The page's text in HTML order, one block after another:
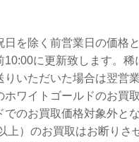
日を除く前営業日の価格
10:00に更新致します。
りいただいた場合は翌営
ホワイトゴールドのお
のお買取価格対象外とな
上）のお買取はお断りさ